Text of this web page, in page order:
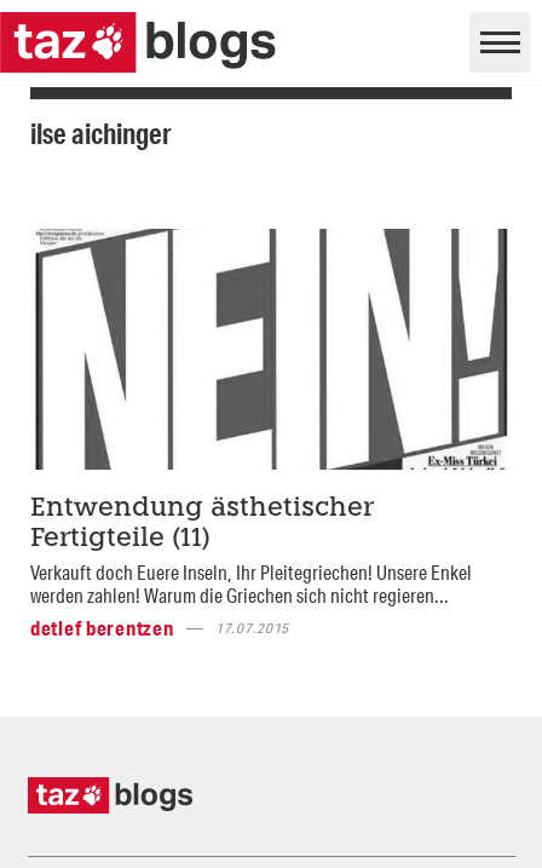
ilse aichinger
Entwendung ästhetischer
Fertigteile (11)
Verkauft doch Euere Inseln, Ihr Pleitegriechen! Unsere Enkel
werden zahlen! Warum die Griechen sich nicht regieren...
detlef berentzen
17.07.2015